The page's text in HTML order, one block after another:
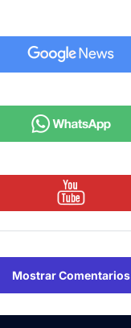
Mostrar Comentarios